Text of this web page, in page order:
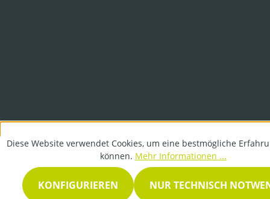
Diese Website verwendet Cookies, um eine bestmögliche
können. Mehr Informationen ...
NUR TECHNISCH
KONFIGURIEREN